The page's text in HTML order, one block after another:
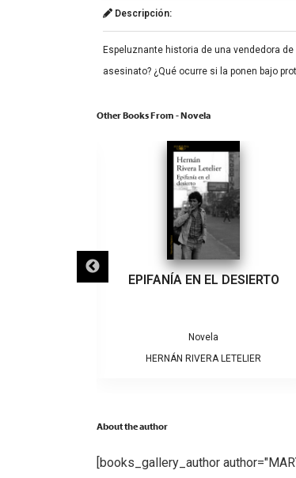
Descripción:
Espeluznante historia de una vendedora
asesinato? ¿Qué ocurre si la ponen bajo
Other Books From - Novela
EPIFANÍA EN EL DESIERTO
Novela
HERNÁN RIVERA LETELIER
About the author
[books_gallery_author